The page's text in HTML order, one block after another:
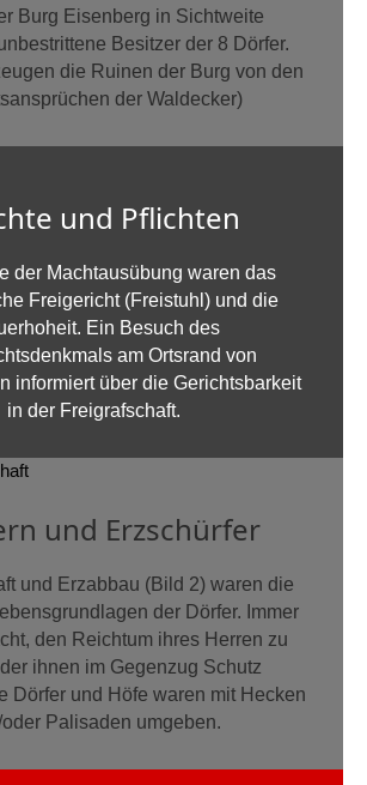
Burg Eisenberg in Sichtweite
Besitzer der 8 Dörfer.
die Ruinen der Burg von den
der Waldecker)
und Pflichten
der Machtausübung waren das
Freigericht (Freistuhl) und die
Ein Besuch des
am Ortsrand von
informiert über die Gerichtsbarkeit
in der Freigrafschaft.
und Erzschürfer
und Erzabbau (Bild 2) waren die
der Dörfer. Immer
den Reichtum ihres Herren zu
ihnen im Gegenzug Schutz
Dörfer und Höfe waren mit Hecken
Palisaden umgeben.